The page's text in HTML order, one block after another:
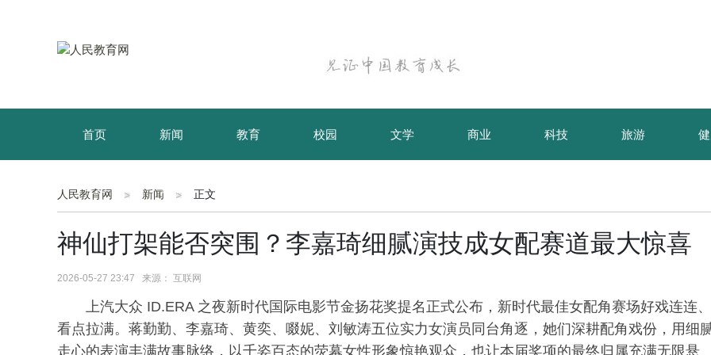
首页 新闻 教育 校园 文学 商业 科技 旅游
育儿 资讯
人民教育网 新闻 正文
神仙打架能否突围？李嘉琦细腻演技成女配赛道最大惊喜
2026-05-27 23:47 来源： 互联网
上汽大众 ID.ERA 之夜新时代国际电影节金扬花奖提名正式公布，新时代最佳女配角赛场好戏连连、
看点拉满。蒋勤勤、李嘉琦、黄奕、啜妮、刘敏涛五位实力女演员同台角逐，她们深耕配角戏份，用细
走心的表演丰满故事脉络，以千姿百态的荧幕女性形象惊艳观众，也让本届奖项的最终归属充满无限悬